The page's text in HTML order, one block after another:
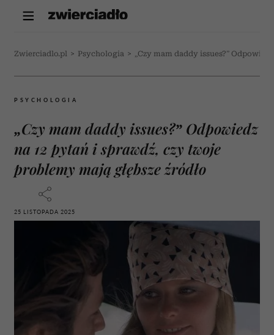
Zwierciadlo.pl > Psychologia > „Czy mam daddy issues?”
PSYCHOLOGIA
„Czy mam daddy issues?” Odpowiedz
na 12 pytań i sprawdź, czy twoje
problemy mają głębsze źródło
25 LISTOPADA 2025